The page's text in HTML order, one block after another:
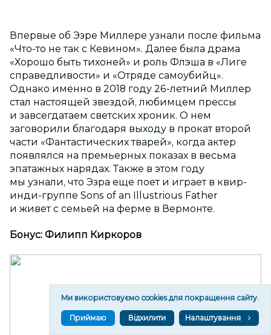
Впервые об Эзре Миллере узнали после фильма
«Что-то не так с Кевином». Далее была драма
«Хорошо быть тихоней» и роль Флэша в «Лиге
справедливости» и «Отряде самоубийц».
Однако именно в 2018 году 26-летний Миллер
стал настоящей звездой, любимцем прессы
и завсегдатаем светских хроник. О нем
заговорили благодаря выходу в прокат второй
части «Фантастических тварей», когда актер
появлялся на премьерных показах в весьма
эпатажных нарядах. Также в этом году
мы узнали, что Эзра еще поет и играет в квир-
инди-группе Sons of an Illustrious Father
и живет с семьей на ферме в Вермонте.
Бонус: Филипп Киркоров
Ми використовуємо cookies для покращення сайту.
Приймаю Відхилити Налаштування